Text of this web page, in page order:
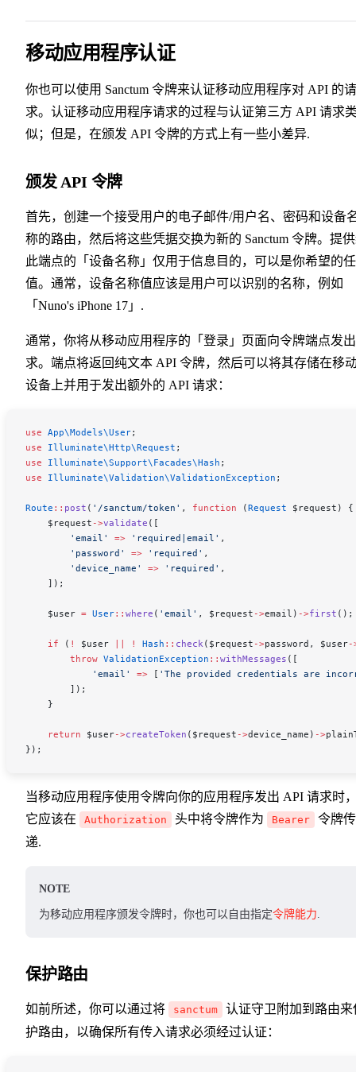
移动应用程序认证
你也可以使用 Sanctum 令牌来认证移动应用程序对 API 的请
求。认证移动应用程序请求的过程与认证第三方 API 请求
似；但是，在颁发 API 令牌的方式上有一些小差异.
颁发 API 令牌
首先，创建一个接受用户的电子邮件/用户名、密码和设备
称的路由，然后将这些凭据交换为新的 Sanctum 令牌。提
此端点的「设备名称」仅用于信息目的，可以是你希望的
值。通常，设备名称值应该是用户可以识别的名称，例如
「Nuno's iPhone 17」.
通常，你将从移动应用程序的「登录」页面向令牌端点发
求。端点将返回纯文本 API 令牌，然后可以将其存储在移
设备上并用于发出额外的 API 请求：
use App\Models\User;
use Illuminate\Http\Request ;
use Illuminate\Support\Facades\Hash ;
use Illuminate\Validation\ValidationException ;
Route :: post ( '/sanctum/token' , function (Request $request ) {
    $request
->validate ([
        'email'
=> 'required|email' ,
        'password'
=> 'required' ,
        'device_name'
=> 'required' ,
    ]);
    $user
= User:: where ( 'email' , $request ->email ) ->first ();
    if
( ! $user || ! Hash :: check ( $request ->password , $user-
        throw
ValidationException :: withMessages ([
            'email'
=> [ 'The provided credentials are
        ]);
    }
    return
$user->createToken ( $request ->device_name ) ->
});
当移动应用程序使用令牌向你的应用程序发出 API 请求时
它应该在
Authorization 头中将令牌作为 Bearer
令牌传
递.
NOTE
为移动应用程序颁发令牌时，你也可以自由指定令牌能力
保护路由
如前所述，你可以通过将 sanctum
认证守卫附加到路由来
护路由，以确保所有传入请求必须经过认证：